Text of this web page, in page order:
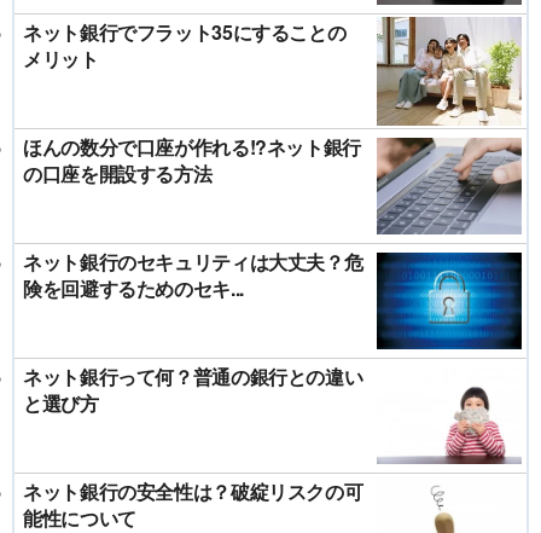
ネット銀行でフラット35にすることの
メリット
ほんの数分で口座が作れる!?ネット銀行
の口座を開設する方法
ネット銀行のセキュリティは大丈夫？危
険を回避するためのセキ...
ネット銀行って何？普通の銀行との違い
と選び方
ネット銀行の安全性は？破綻リスクの可
能性について